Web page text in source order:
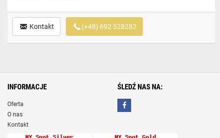
Kontakt (+48) 692 528282
INFORMACJE
Oferta
O nas
Kontakt
ŚLEDŹ NAS NA: